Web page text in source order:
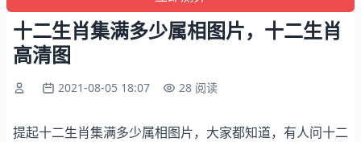
十二生肖集满多少属相图片，十二生肖
高清图
2021-08-05 18:07 28 阅读
提起十二生肖集满多少属相图片，大家都知道，有人问十二